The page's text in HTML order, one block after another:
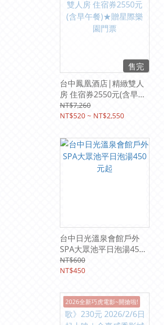
售完
台中鳳凰酒店|精緻雙人
房 住宿券2550元(含早午
餐)★贈星際樂園門票
NT$7,260
NT$520 ~ NT$2,550
台中日光溫泉會館戶外
SPA大眾池平日泡湯450
元起
NT$600
NT$450
2026全新巧虎電影~開搶啦!